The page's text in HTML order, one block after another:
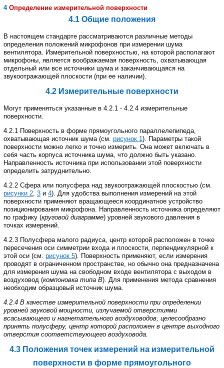
4 Определение измерительной поверхности
4.1 Общие положения
В настоящем стандарте рассматриваются различные методы
определения положений микрофонов при измерении шума
вентилятора
Измерительной поверхностью на которой располагают
микрофоны является воображаемая поверхность охватывающая
отдельный или все источники шума и заканчивающаяся на
звукоотражающей плоскости (при ее наличии).
4.2 Измерительные поверхности
Могут применяться указанные в 4.2.1 - 4.2.4 измерительные
поверхности.
4.2.1 Поверхность в форме прямоугольного параллелепипеда,
охватывающая источник шума (см. рисунок 1). Параметры такой
поверхности можно легко и точно измерить. Она может включать в
себя часть корпуса источника шума, что должно быть указано.
Направленность источника при использовании этой поверхности
определить затруднительно.
4.2.2 Сфера или полусфера над звукоотражающей плоскостью (см.
рисунки 2, 3 и 4). Для удобства выполнения измерений на этой
поверхности применяют вращающееся координатное устройство
позиционирования микрофона. Направленность источника определяют
по графику (круговой диаграмме) уровней звукового давления в
точках измерений.
4.2.3 Полусфера малого радиуса, центр которой расположен в точке
пересечения оси симметрии входа и плоскости, перпендикулярной к
этой оси (см. рисунок 5). Поверхность применяют, если измерения
проводят в ограниченном пространстве, но обычно она предназначена
для измерения шума на свободном входе вентилятора с выходом в
воздуховод (компоновка типа В). Для применения метода сравнения
необходим образцовый источник шума.
4.2.4 В качестве измерительной поверхности при определении
уровней звуковой мощности, излучаемой отверстиями
всасывающего и нагнетательного воздуховодов, целесообразно
принять полусферу, центр которой расположен в центре выходного
отверстия соответствующего воздуховода.
4.3 Положения точек измерений на измерительной
поверхности в форме прямоугольного